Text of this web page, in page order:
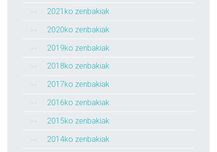
2021ko zenbakiak
2020ko zenbakiak
2019ko zenbakiak
2018ko zenbakiak
2017ko zenbakiak
2016ko zenbakiak
2015ko zenbakiak
2014ko zenbakiak